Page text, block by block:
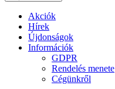
Akciók
Hírek
Újdonságok
Információk
GDPR
Rendelés menete
Cégünkről